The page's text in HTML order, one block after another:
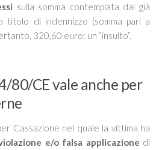
sulla somma contemplata dal già
titolo di indennizzo (somma pari a
320,60 euro: un “insulto”.
80/CE vale anche per
Cassazione nel quale la vittima ha
e/o falsa applicazione di